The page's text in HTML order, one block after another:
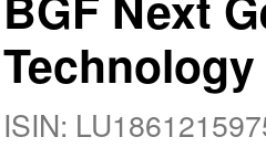
Technology
ISIN: